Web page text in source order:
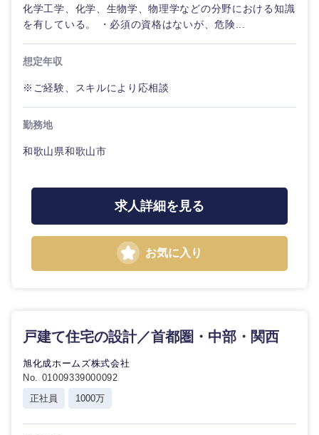
化学工学、化学、生物学、物理学などの分野における知識
を有している。 ・必須の資格はないが、危険...
想定年収
※ご経験、スキルにより応相談
勤務地
和歌山県和歌山市
求人詳細を見る
お気に入り
戸建て住宅の設計／首都圏・中部・関西
旭化成ホームズ株式会社
No. 01009339000092
正社員
1000万